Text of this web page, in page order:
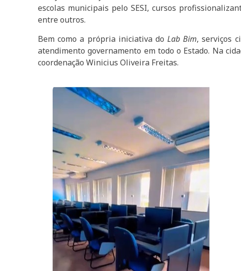
escolas municipais pelo SESI, cursos
entre outros.
Bem como a própria iniciativa doLab Bim, serviços
atendimento governamento em todo o Estado. Na
coordenação Winicius Oliveira Freitas.